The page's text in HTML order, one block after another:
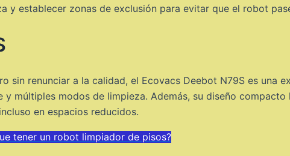
y establecer zonas de exclusión para evitar que el robot
sin renunciar a la calidad, el Ecovacs Deebot N79S es una
múltiples modos de limpieza. Además, su diseño
en espacios reducidos.
tener un robot limpiador de pisos?